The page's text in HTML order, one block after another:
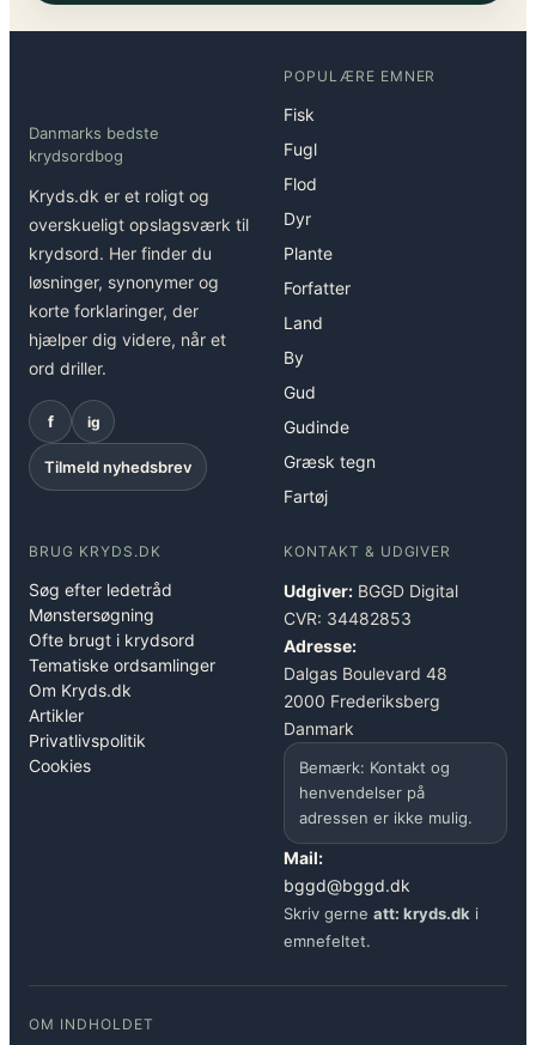
Danmarks bedste
krydsordbog
Kryds.dk er et roligt og
overskueligt opslagsværk til
krydsord. Her finder du
løsninger, synonymer og
korte forklaringer, der
hjælper dig videre, når et
ord driller.
f ig
Tilmeld nyhedsbrev
POPULÆRE EMNER
Fisk
Fugl
Flod
Dyr
Plante
Forfatter
Land
By
Gud
Gudinde
Græsk tegn
Fartøj
BRUG KRYDS.DK
Søg efter ledetråd
Mønstersøgning
Ofte brugt i krydsord
Tematiske ordsamlinger
Om Kryds.dk
Artikler
Privatlivspolitik
Cookies
KONTAKT & UDGIVER
Udgiver: BGGD Digital
CVR: 34482853
Adresse:
Dalgas Boulevard 48
2000 Frederiksberg
Danmark
Bemærk: Kontakt og
henvendelser på
adressen er ikke mulig.
Mail:
bggd@bggd.dk
Skriv gerne att: kryds.dk i
emnefeltet.
OM INDHOLDET